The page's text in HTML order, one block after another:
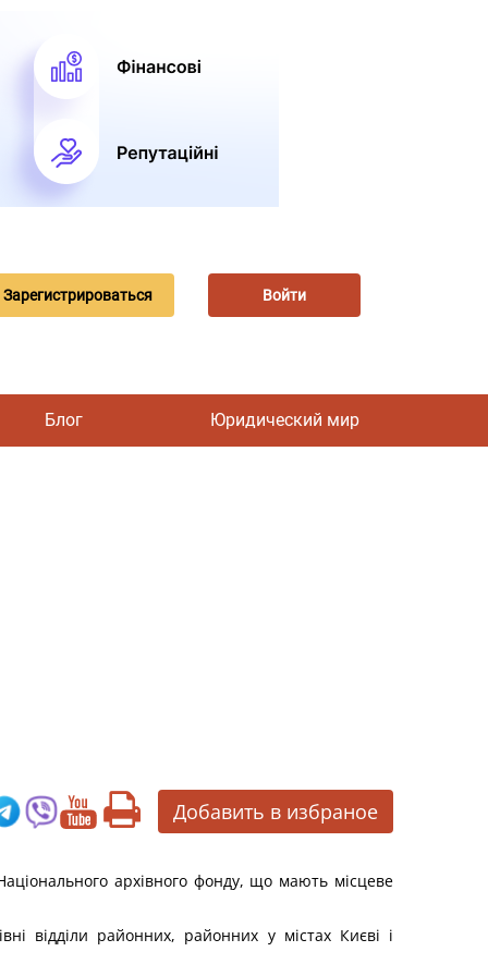
Зарегистрироваться Войти
Блог Юридический мир
Добавить в избраное
архівного фонду, що мають місцеве
відділи районних, районних у містах Києві і